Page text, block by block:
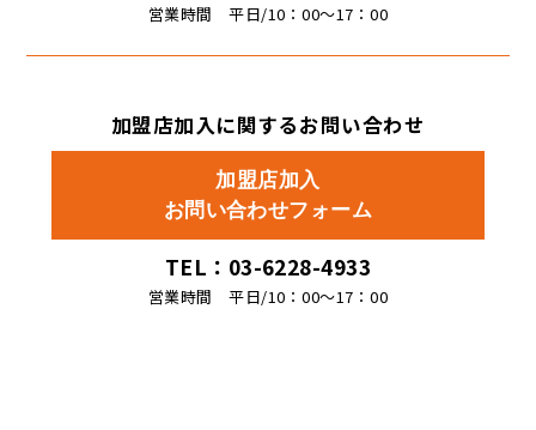
営業時間 平日/10：00〜17：00
加盟店加入に関するお問い合わせ
加盟店加入
お問い合わせフォーム
TEL：03-6228-4933
営業時間 平日/10：00〜17：00